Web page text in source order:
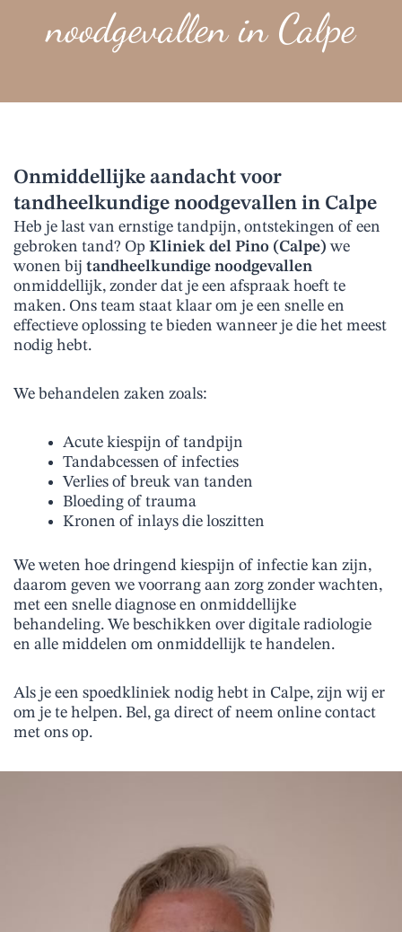
noodgevallen in Calpe
Onmiddellijke aandacht voor
tandheelkundige noodgevallen in Calpe
Heb je last van ernstige tandpijn, ontstekingen of een
gebroken tand? Op Kliniek del Pino (Calpe) we
wonen bij tandheelkundige noodgevallen
onmiddellijk, zonder dat je een afspraak hoeft te
maken. Ons team staat klaar om je een snelle en
effectieve oplossing te bieden wanneer je die het meest
nodig hebt.
We behandelen zaken zoals:
Acute kiespijn of tandpijn
Tandabcessen of infecties
Verlies of breuk van tanden
Bloeding of trauma
Kronen of inlays die loszitten
We weten hoe dringend kiespijn of infectie kan zijn,
daarom geven we voorrang aan zorg zonder wachten,
met een snelle diagnose en onmiddellijke
behandeling. We beschikken over digitale radiologie
en alle middelen om onmiddellijk te handelen.
Als je een spoedkliniek nodig hebt in Calpe, zijn wij er
om je te helpen. Bel, ga direct of neem online contact
met ons op.